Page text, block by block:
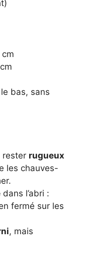
bas, sans
rester rugueux
les chauves-
dans l’abri :
fermé sur les
, mais